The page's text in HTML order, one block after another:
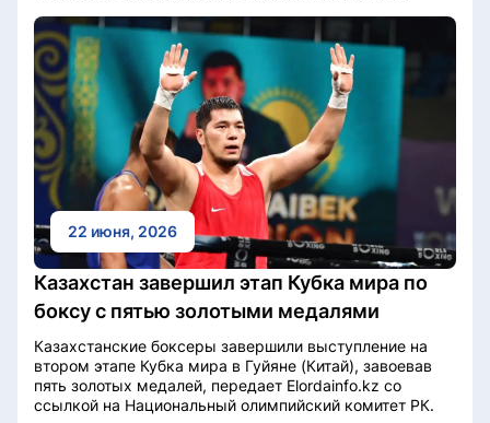
22 июня, 2026
Казахстан завершил этап Кубка мира по
боксу с пятью золотыми медалями
Казахстанские боксеры завершили выступление на
втором этапе Кубка мира в Гуйяне (Китай), завоевав
пять золотых медалей, передает Elordainfo.kz со
ссылкой на Национальный олимпийский комитет РК.